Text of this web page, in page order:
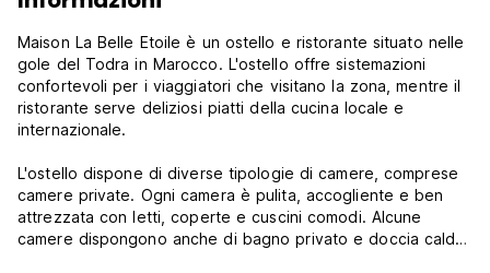
Maison La Belle Etoile è un ostello e ristorante situato nelle
gole del Todra in Marocco. L'ostello offre sistemazioni
confortevoli per i viaggiatori che visitano la zona, mentre il
ristorante serve deliziosi piatti della cucina locale e
internazionale.
L'ostello dispone di diverse tipologie di camere, comprese
camere private. Ogni camera è pulita, accogliente e ben
attrezzata con letti, coperte e cuscini comodi. Alcune
camere dispongono anche di bagno privato e doccia calda,